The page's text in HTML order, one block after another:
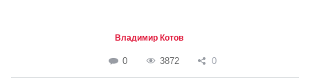
Владимир Котов
0 3872 0